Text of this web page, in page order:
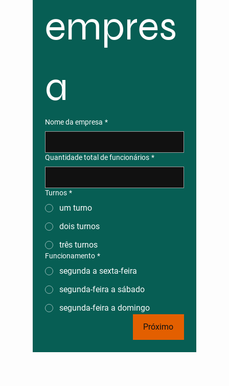
empres
a
Nome da empresa *
Quantidade total de funcionários *
Turnos *
um turno
dois turnos
três turnos
Funcionamento *
segunda a sexta-feira
segunda-feira a sábado
segunda-feira a domingo
Próximo